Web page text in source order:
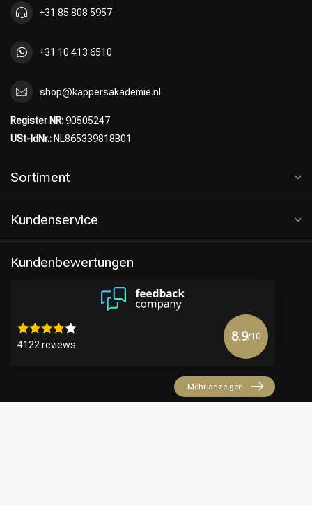
+31 85 808 5957
+31 10 413 6510
shop@kappersakademie.nl
Register NR:90505247
USt-IdNr.: NL865339818B01
Sortiment
Kundenservice
Kundenbewertungen
4122 reviews
8.9/10
Mehr anzeigen